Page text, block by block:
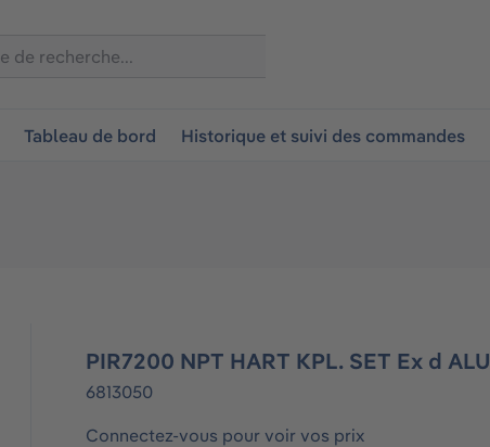
Tableau de bord Historique et suivi des commandes
PIR7200 NPT HART KPL. SET Ex d ALU
6813050
Connectez-vous pour voir vos prix